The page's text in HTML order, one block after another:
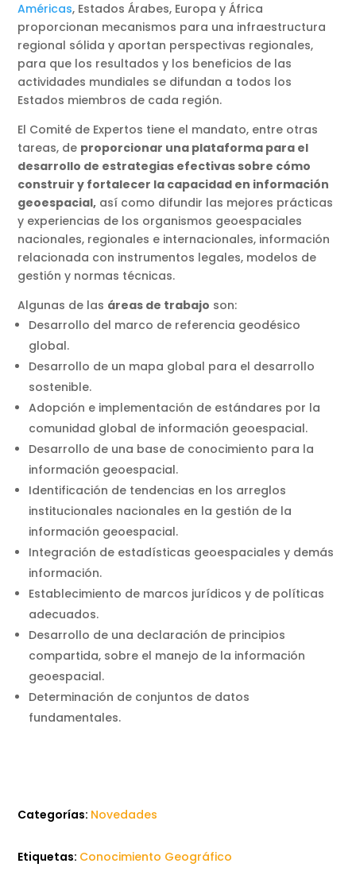
Américas, Estados Árabes, Europa y África
proporcionan mecanismos para una infraestructura
regional sólida y aportan perspectivas regionales,
para que los resultados y los beneficios de las
actividades mundiales se difundan a todos los
Estados miembros de cada región.
El Comité de Expertos tiene el mandato, entre otras
tareas, de proporcionar una plataforma para el
desarrollo de estrategias efectivas sobre cómo
construir y fortalecer la capacidad en información
geoespacial, así como difundir las mejores prácticas
y experiencias de los organismos geoespaciales
nacionales, regionales e internacionales, información
relacionada con instrumentos legales, modelos de
gestión y normas técnicas.
Algunas de las áreas de trabajo son:
Desarrollo del marco de referencia geodésico
global.
Desarrollo de un mapa global para el desarrollo
sostenible.
Adopción e implementación de estándares por la
comunidad global de información geoespacial.
Desarrollo de una base de conocimiento para la
información geoespacial.
Identificación de tendencias en los arreglos
institucionales nacionales en la gestión de la
información geoespacial.
Integración de estadísticas geoespaciales y demás
información.
Establecimiento de marcos jurídicos y de políticas
adecuados.
Desarrollo de una declaración de principios
compartida, sobre el manejo de la información
geoespacial.
Determinación de conjuntos de datos
fundamentales.
Categorías: Novedades
Etiquetas: Conocimiento Geográfico